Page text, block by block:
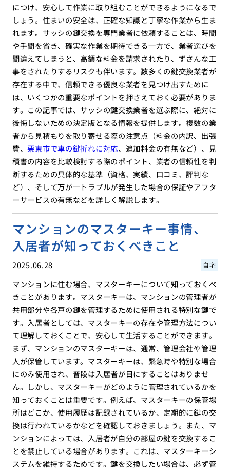
につけ、安心して作業に取り組むことができるようになるで
しょう。住まいの安全は、正確な知識と丁寧な作業から生ま
れます。サッシの鍵交換を専門業者に依頼することは、時間
や手間を省き、確実な作業を期待できる一方で、業者選びを
間違えてしまうと、高額な料金を請求されたり、ずさんな工
事をされたりするリスクも伴います。数多くの鍵交換業者が
存在する中で、信頼できる優良な業者を見つけ出すために
は、いくつかの重要なポイントを押さえておく必要がありま
す。この記事では、サッシの鍵交換業者を選ぶ際に、絶対に
後悔しないための決定版となる情報を提供します。複数の業
者から見積もりを取り寄せる際の注意点（料金の内訳、出張
費、栗東市で車の鍵折れに対応、追加料金の有無など）、見
積書の内容を比較検討する際のポイント、業者の信頼性を判
断するための具体的な基準（資格、実績、口コミ、評判な
ど）、そして万が一トラブルが発生した場合の保証やアフタ
ーサービスの有無などを詳しく解説します。
マンションのマスターキー事情、
入居者が知っておくべきこと
2025.06.28 自宅
マンションに住む場合、マスターキーについて知っておくべ
きことがあります。マスターキーは、マンションの管理者が
共用部分や各戸の鍵を管理するために使用される特別な鍵で
す。入居者としては、マスターキーの存在や管理方法につい
て理解しておくことで、安心して生活することができます。
まず、マンションのマスターキーは、通常、管理会社や管理
人が保管しています。マスターキーは、緊急時や特別な場合
にのみ使用され、普段は入居者が目にすることはありませ
ん。しかし、マスターキーがどのように管理されているかを
知っておくことは重要です。例えば、マスターキーの保管場
所はどこか、使用履歴は記録されているか、定期的に鍵の交
換は行われているかなどを確認しておきましょう。また、マ
ンションによっては、入居者が自分の部屋の鍵を交換するこ
とを禁止している場合があります。これは、マスターキーシ
ステムを維持するためです。鍵を交換したい場合は、必ず管